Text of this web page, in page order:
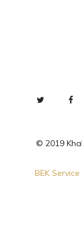
© 2019
BEK